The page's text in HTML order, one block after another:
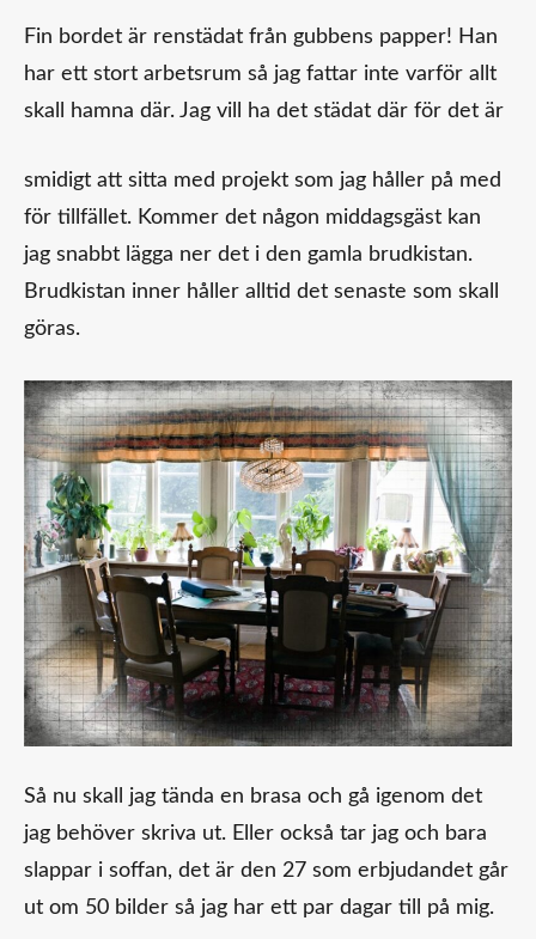
Fin bordet är renstädat från gubbens papper! Han
har ett stort arbetsrum så jag fattar inte varför allt
skall hamna där. Jag vill ha det städat där för det är
smidigt att sitta med projekt som jag håller på med
för tillfället. Kommer det någon middagsgäst kan
jag snabbt lägga ner det i den gamla brudkistan.
Brudkistan inner håller alltid det senaste som skall
göras.
Så nu skall jag tända en brasa och gå igenom det
jag behöver skriva ut. Eller också tar jag och bara
slappar i soffan, det är den 27 som erbjudandet går
ut om 50 bilder så jag har ett par dagar till på mig.